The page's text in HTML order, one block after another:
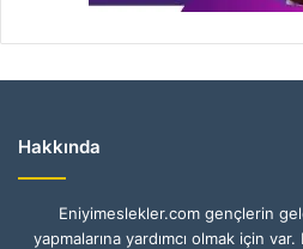
Hakkında
Eniyimeslekler.com gençlerin
yapmalarına yardımcı olmak için